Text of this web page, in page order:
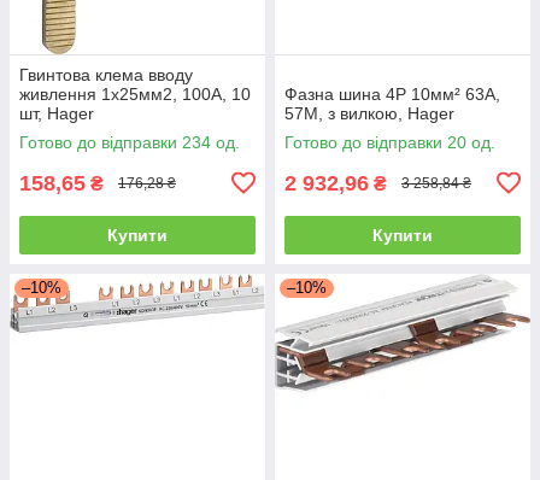
Гвинтова клема вводу
живлення 1х25мм2, 100A, 10
шт, Hager
Готово до відправки 234 од.
158,65 ₴ 176,28 ₴
Купити
Фазна шина 4P 10мм² 63A,
57M, з вилкою, Hager
Готово до відправки 20 од.
2 932,96 ₴ 3 258,84 ₴
Купити
–10% –10%